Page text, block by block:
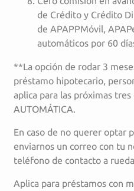
de Crédito y Crédito
de APAPPMóvil,
automáticos por 60
**La opción de rodar 3
préstamo hipotecario,
aplica para las próximas
AUTOMÁTICA.
En caso de no querer optar
enviarnos un correo con tu
teléfono de contacto a
Aplica para préstamos con